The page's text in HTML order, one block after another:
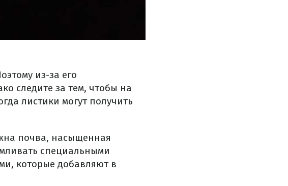
из-за его
следите за тем, чтобы на
листики могут получить
почва, насыщенная
специальными
которые добавляют в